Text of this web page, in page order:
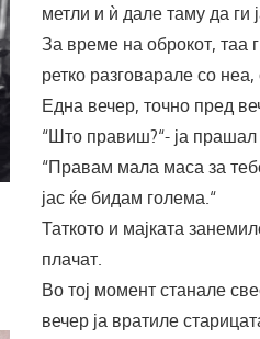
метли и ѝ дале таму да ги
За време на оброкот, таа
ретко разговарале со
Една вечер, точно пред
“Што правиш?“- ја прашал
“Правам мала маса за
јас ќе бидам голема.“
Таткото и мајката
плачат.
Во тој момент станале
вечер ја вратиле